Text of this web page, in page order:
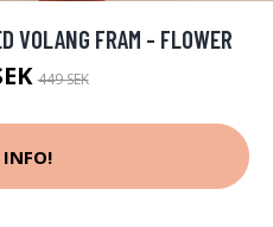
VOLANG FRAM - FLOWER
449 SEK
INFO!